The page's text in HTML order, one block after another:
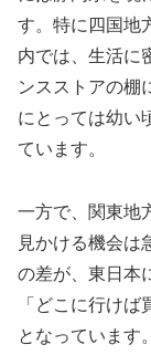
す。特に四国地
内では、生活に
ンスストアの棚
にとっては幼い
ています。
一方で、関東地
見かける機会は
の差が、東日本
「どこに行け
となっています